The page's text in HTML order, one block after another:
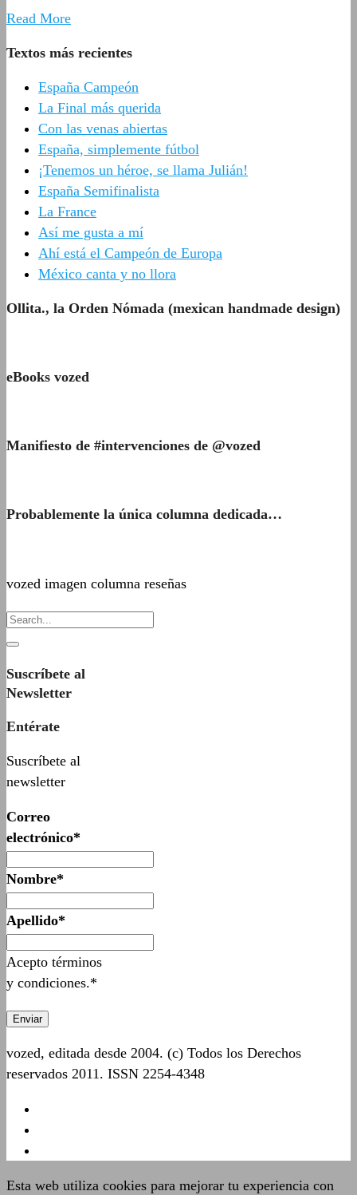
Read More
Textos más recientes
España Campeón
La Final más querida
Con las venas abiertas
España, simplemente fútbol
¡Tenemos un héroe, se llama Julián!
España Semifinalista
La France
Así me gusta a mí
Ahí está el Campeón de Europa
México canta y no llora
Ollita., la Orden Nómada (mexican handmade design)
eBooks vozed
Manifiesto de #intervenciones de @vozed
Probablemente la única columna dedicada…
vozed imagen columna reseñas
Suscríbete al
Newsletter
Entérate
Suscríbete al
newsletter
Correo
electrónico*
Nombre*
Apellido*
Acepto términos
y condiciones.*
vozed, editada desde 2004. (c) Todos los Derechos
reservados 2011. ISSN 2254-4348
Esta web utiliza cookies para mejorar tu experiencia con